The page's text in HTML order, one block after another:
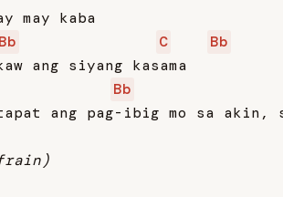
may kaba
Bb
C
Bb
ang siyang kasama
Bb
ang pag-ibig mo sa akin,